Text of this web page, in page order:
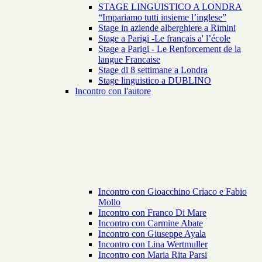
STAGE LINGUISTICO A LONDRA
“Impariamo tutti insieme l’inglese”
Stage in aziende alberghiere a Rimini
Stage a Parigi -Le français a' l’école
Stage a Parigi - Le Renforcement de la
langue Francaise
Stage di 8 settimane a Londra
Stage linguistico a DUBLINO
Incontro con l'autore
Incontro con Gioacchino Criaco e Fabio
Mollo
Incontro con Franco Di Mare
Incontro con Carmine Abate
Incontro con Giuseppe Ayala
Incontro con Lina Wertmuller
Incontro con Maria Rita Parsi